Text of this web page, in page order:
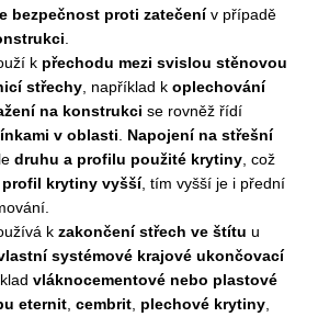
bezpečnost proti zatečenív případě
k přechodu mezi svislou stěnovou
střechy , například koplechování
na konstrukci se rovněž řídí
v oblasti
Napojení na střešní
druhu a profilu použité krytiny , což
profil krytiny vyšší, tím vyšší je i přední
kzakončení střech ve štítu u
systémové krajové ukončovací
vláknocementové nebo plastové
eternit ,cembrit plechové krytiny